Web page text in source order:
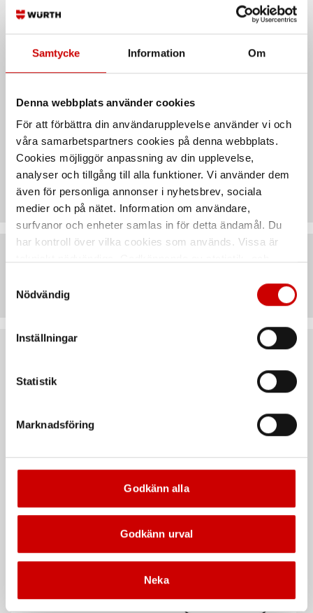
Samtycke Information Om
Denna webbplats använder cookies
För att förbättra din användarupplevelse använder vi och
våra samarbetspartners cookies på denna webbplats.
Cookies möjliggör anpassning av din upplevelse,
analyser och tillgång till alla funktioner. Vi använder dem
även för personliga annonser i nyhetsbrev, sociala
medier och på nätet. Information om användare,
surfvanor och enheter samlas in för detta ändamål. Du
har kontroll över vilka cookies som används. Vissa är
länder utanför EU med olika dataskyddsnormer. Genom
att godkänna samtycker du till sådana överföringar. Läs
Nödvändig
Inställningar
Statistik
Marknadsföring
Godkänn alla
Godkänn urval
Neka
Egenskaper
Säkerhetsdatablad &
bruksanvisningar
Teknisk data
Kampanj
Träskruv ASSY® 4 Nordic
Träskruv Nordic C4 härdat stål,
delgängad, försänkt huvud
ASSY® 4 HCR 1.4539 TFT
korrosionsbeständigt stål,
delgängad, försänkt huvud
Hög korrosionsbeständigt stål